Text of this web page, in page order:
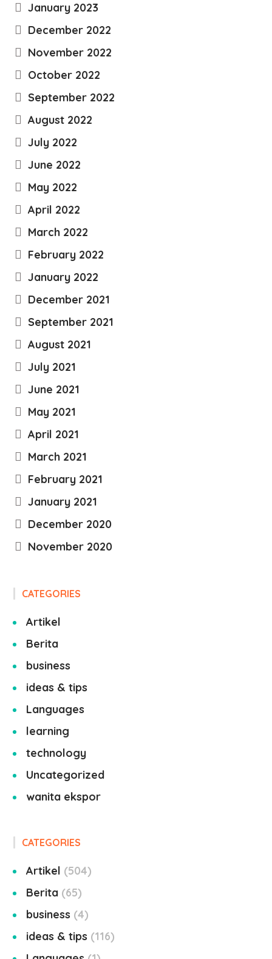
January 2023
December 2022
November 2022
October 2022
September 2022
August 2022
July 2022
June 2022
May 2022
April 2022
March 2022
February 2022
January 2022
December 2021
September 2021
August 2021
July 2021
June 2021
May 2021
April 2021
March 2021
February 2021
January 2021
December 2020
November 2020
CATEGORIES
Artikel
Berita
business
ideas & tips
Languages
learning
technology
Uncategorized
wanita ekspor
CATEGORIES
Artikel
504
Berita 65
business 4
ideas & tips
116